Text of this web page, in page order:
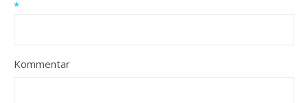
*
Kommentar